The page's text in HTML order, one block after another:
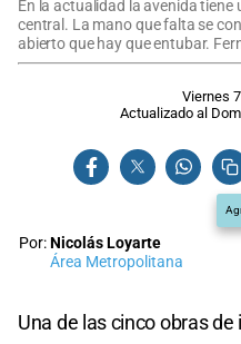
En la actualidad la avenida
central. La mano que falta se
abierto que hay que entubar.
Viernes
Actualizado al
Por:Nicolás Loyarte
Área Metropolitana
Una de las cinco obras